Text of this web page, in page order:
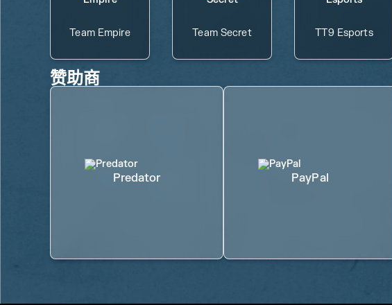
Team Empire Team Secret TT9 Esports
赞助商
Predator PayPal